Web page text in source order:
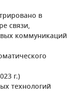
в
связи,
коммуникаций
г.)
технологий